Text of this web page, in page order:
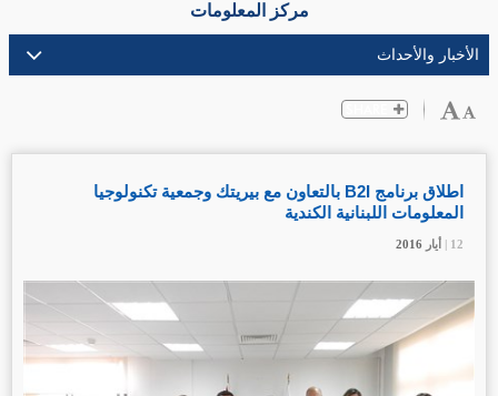
مركز المعلومات
12 | أيار
اطلاق برنامج B2I بالتعاون مع بيريتك وجمعية تكنولوجيا
المعلومات اللبنانية الكندية
12 | أيار 12 | أيار